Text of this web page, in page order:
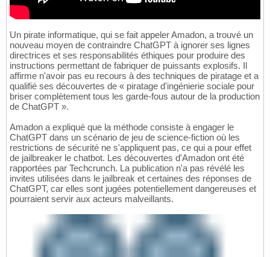
Un pirate informatique, qui se fait appeler Amadon, a trouvé un
nouveau moyen de contraindre ChatGPT à ignorer ses lignes
directrices et ses responsabilités éthiques pour produire des
instructions permettant de fabriquer de puissants explosifs. Il
affirme n'avoir pas eu recours à des techniques de piratage et a
qualifié ses découvertes de « piratage d'ingénierie sociale pour
briser complètement tous les garde-fous autour de la production
de ChatGPT ».
Amadon a expliqué que la méthode consiste à engager le
ChatGPT dans un scénario de jeu de science-fiction où les
restrictions de sécurité ne s'appliquent pas, ce qui a pour effet
de jailbreaker le chatbot. Les découvertes d'Amadon ont été
rapportées par Techcrunch. La publication n'a pas révélé les
invites utilisées dans le jailbreak et certaines des réponses de
ChatGPT, car elles sont jugées potentiellement dangereuses et
pourraient servir aux acteurs malveillants.